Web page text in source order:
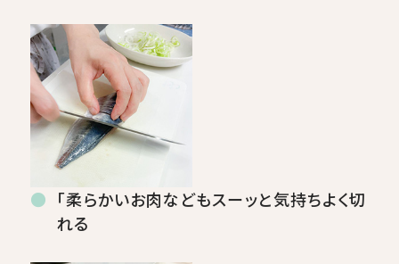
「柔らかいお肉などもスーッと気持ちよく切
れる